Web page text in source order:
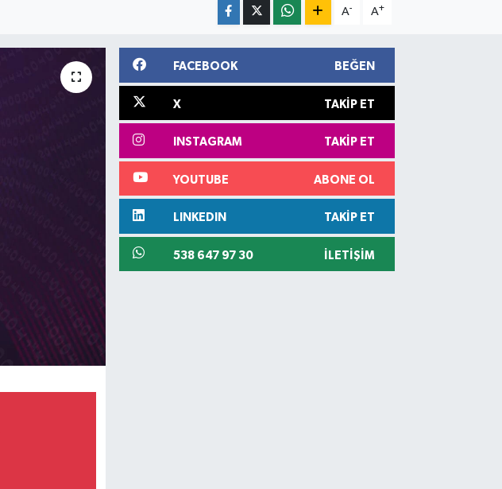
A- A+
FACEBOOK BEĞEN
X TAKIP ET
INSTAGRAM TAKIP ET
YOUTUBE ABONE OL
LINKEDIN TAKIP ET
538 647 97 30 İLETIŞIM